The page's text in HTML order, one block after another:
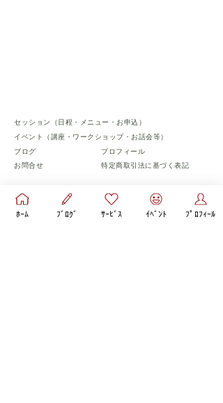
セッション（日程・メニュー・お申込）
​イベント（講座・ワークショップ・お話会等）
​ブログ
お問合せ
​プロフィール
​特定商取引法に基づく表記
​フォローお願いします♡
ﾎｰﾑ ﾌﾞﾛｸﾞ ｻｰﾋﾞｽ ｲﾍﾞﾝﾄ ﾌﾟﾛﾌｨｰﾙ